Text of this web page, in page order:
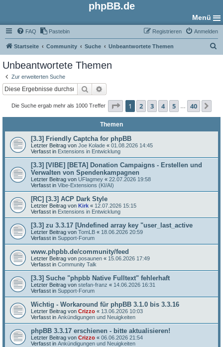
phpBB.de
Menü
FAQ Pastebin Anmelden
Registrieren
Startseite Community Suche Unbeantwortete Themen
Unbeantwortete Themen
Zur erweiterten Suche
Suche
Die Suche ergab mehr als 1000 Treffer Seite 1von 40
1 2 3 4 5 40
Themen
[3.3] Friendly Captcha for phpBB
Letzter Beitrag von Joe Kolade « 01.08.2026 14:45
Verfasst in Extensions in Entwicklung
[3.3] [VIBE] [BETA] Donation Campaigns - Erstellen und
Verwalten von Spendenkampagnen
Letzter Beitrag von UFlagmey « 22.07.2026 19:58
Verfasst in Vibe-Extensions (KI/AI)
[RC] [3.3] ACP Dark Style
Letzter Beitrag von Kirk « 12.07.2026 15:15
Verfasst in Extensions in Entwicklung
[3.3] zu 3.3.17 [Undefined array key "user_last_active
Letzter Beitrag von TomLB « 18.06.2026 20:59
Verfasst in Support-Forum
www.phpbb.de/community/feed
Letzter Beitrag von posaunen « 15.06.2026 17:49
Verfasst in Community Talk
[3.3] Suche "phpbb Native Fulltext" fehlerhaft
Letzter Beitrag von stefan-franz « 14.06.2026 16:31
Verfasst in Support-Forum
Wichtig - Workaround für phpBB 3.1.0 bis 3.3.16
Letzter Beitrag von Crizzo « 13.06.2026 10:03
Verfasst in Ankündigungen und Neuigkeiten
phpBB 3.3.17 erschienen - bitte aktualisieren!
Letzter Beitrag von Crizzo « 06.06.2026 21:54
Verfasst in Ankündigungen und Neuigkeiten